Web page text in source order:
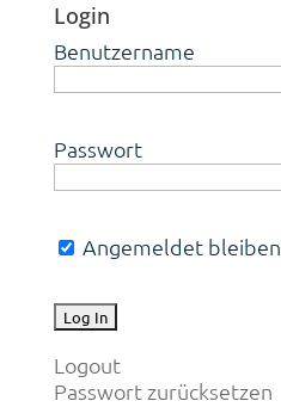
Login
Benutzername
Passwort
Angemeldet bleiben
Logout
Passwort zurücksetzen